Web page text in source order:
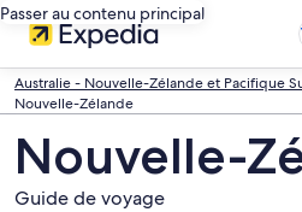
Passer au contenu principal
Australie - Nouvelle-Zélande et Pacifique
Nouvelle-Zélande
Nouvelle-
Guide de voyage